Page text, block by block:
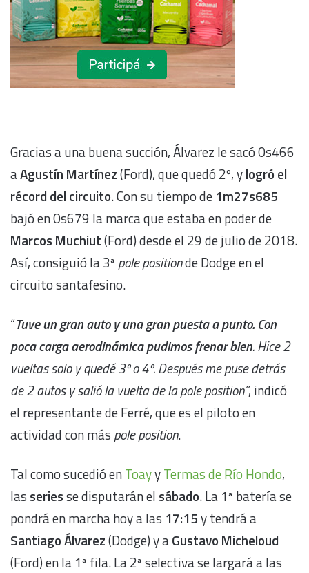
Gracias a una buena succión, Álvarez le sacó 0s466
aAgustín Martínez(Ford), que quedó 2º, ylogró el
récord del circuito. Con su tiempo de 1m27s685
bajó en 0s679 la marca que estaba en poder de
Marcos Muchiut(Ford) desde el 29 de julio de 2018.
Así, consiguió la 3ª pole positionde Dodge en el
circuito santafesino.
“Tuve un gran auto y una gran puesta a punto. Con
poca carga aerodinámica pudimos frenar bien. Hice 2
vueltas solo y quedé 3º o 4º. Después me puse detrás
de 2 autos y salió la vuelta de la pole position”, indicó
el representante de Ferré, que es el piloto en
actividad con más pole position.
Tal como sucedió enToayyTermas de Río Hondo,
las seriesse disputarán el sábado. La 1ª batería se
pondrá en marcha hoy a las 17:15y tendrá a
Santiago Álvarez(Dodge) y aGustavo Micheloud
(Ford) en la 1ª fila. La 2ª selectiva se largará a las